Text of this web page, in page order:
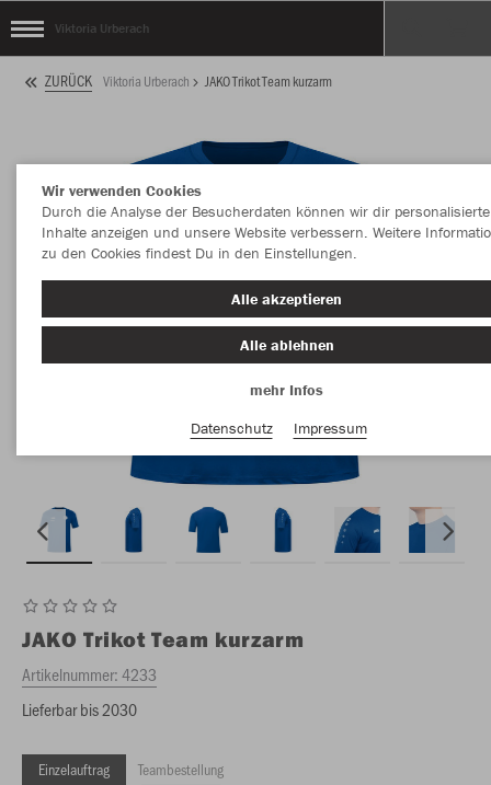
Viktoria Urberach
ZURÜCK Viktoria Urberach JAKO Trikot Team kurzarm
JAKO Trikot Team kurzarm
Artikelnummer:4233
Lieferbar bis 2030
Einzelauftrag Teambestellung
Wir verwenden Cookies
Durch die Analyse der Besucherdaten können wir dir personalisierte
Inhalte anzeigen und unsere Website verbessern. Weitere
zu den Cookies findest Du in den Einstellungen.
Alle akzeptieren
Alle ablehnen
mehr Infos
Datenschutz
Impressum